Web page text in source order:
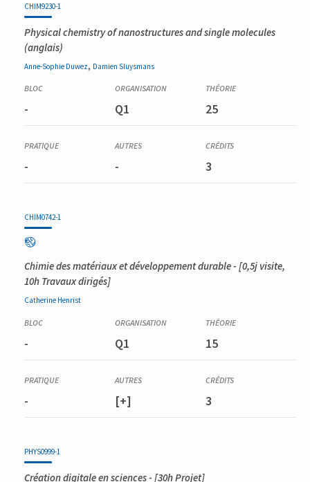
CHIM9230-1
Physical chemistry of nanostructures and single molecules
(anglais)
Anne-Sophie Duwez, Damien Sluysmans
- Q1 25
- - 3
CHIM0742-1
Chimie des matériaux et développement durable- [0,5j visite,
10h Travaux dirigés]
Catherine Henrist
- Q1 15
- [+] 3
PHYS0999-1
Création digitale en sciences- [30h Projet]